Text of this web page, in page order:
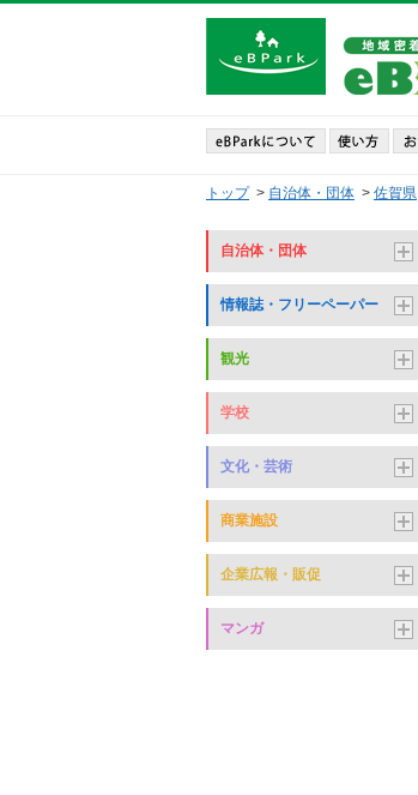
トップ> 自治体・団体 > 佐賀県
自治体・団体
情報誌・フリーペーパー
観光
学校
文化・芸術
商業施設
企業広報・販促
マンガ